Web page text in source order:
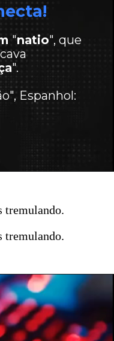
"natio", que
".
Espanhol:
tremulando.
tremulando.